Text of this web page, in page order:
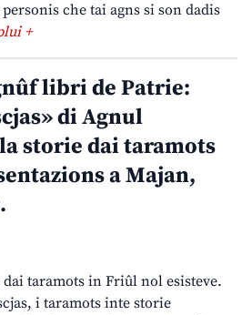
che tai agns si son dadis
+
libri de Patrie:
di Agnul
storie dai taramots
a Majan,
taramots in Friûl nol esisteve.
i taramots inte storie